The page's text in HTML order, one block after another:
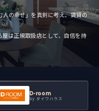
の幸せ」を真剣に考え、賃貸の
は正規取扱店として、自信を持
D-room
by ダイワハウス